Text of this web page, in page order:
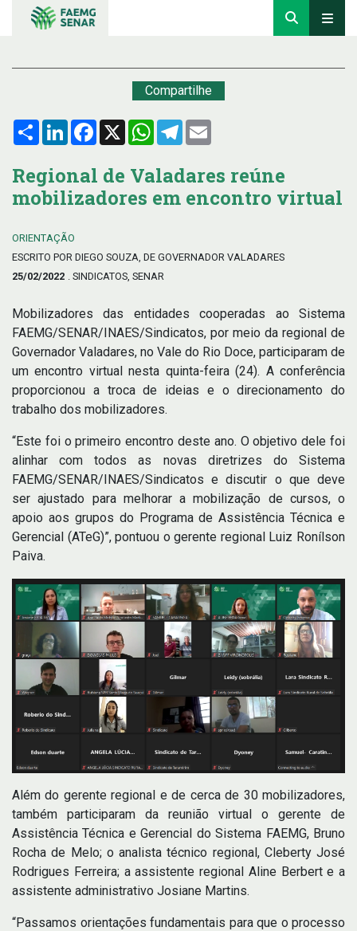
Compartilhe
Compartilhar
LinkedInFacebook
X WhatsApp
Telegram
Regional de Valadares reúne
mobilizadores em encontro virtual
ORIENTAÇÃO
ESCRITO POR DIEGO SOUZA, DE GOVERNADOR VALADARES
25/02/2022 . SINDICATOS, SENAR
Mobilizadores das entidades cooperadas ao Sistema
FAEMG/SENAR/INAES/Sindicatos, por meio da regional de
Governador Valadares, no Vale do Rio Doce, participaram de
um encontro virtual nesta quinta-feira (24). A conferência
proporcionou a troca de ideias e o direcionamento do
trabalho dos mobilizadores.
“Este foi o primeiro encontro deste ano. O objetivo dele foi
alinhar com todos as novas diretrizes do Sistema
FAEMG/SENAR/INAES/Sindicatos e discutir o que deve
ser ajustado para melhorar a mobilização de cursos, o
apoio aos grupos do Programa de Assistência Técnica e
Gerencial (ATeG)”, pontuou o gerente regional Luiz Ronílson
Paiva.
Além do gerente regional e de cerca de 30 mobilizadores,
também participaram da reunião virtual o gerente de
Assistência Técnica e Gerencial do Sistema FAEMG, Bruno
Rocha de Melo; o analista técnico regional, Cleberty José
Rodrigues Ferreira; a assistente regional Aline Berbert e a
assistente administrativo Josiane Martins.
“Passamos orientações fundamentais para que o processo